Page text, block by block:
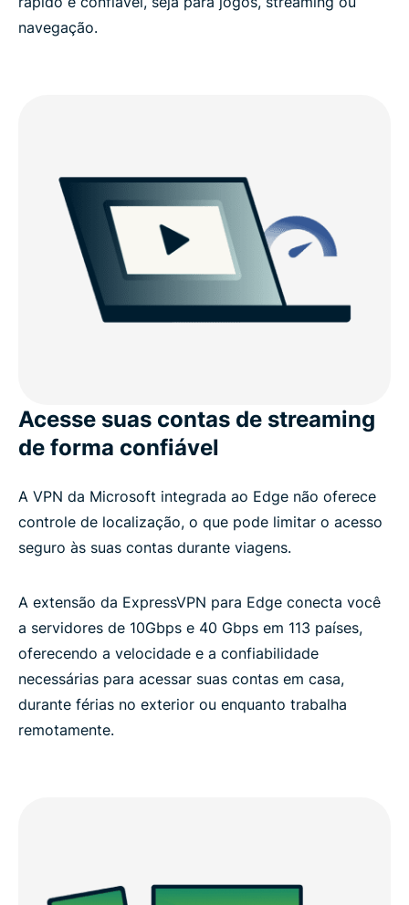
navegação.
Acesse suas contas de streaming
de forma confiável
A VPN da Microsoft integrada ao Edge não oferece
controle de localização, o que pode limitar o acesso
seguro às suas contas durante viagens.
A extensão da ExpressVPN para Edge conecta você
a servidores de 10Gbps e 40 Gbps em 113 países,
oferecendo a velocidade e a confiabilidade
necessárias para acessar suas contas em casa,
durante férias no exterior ou enquanto trabalha
remotamente.